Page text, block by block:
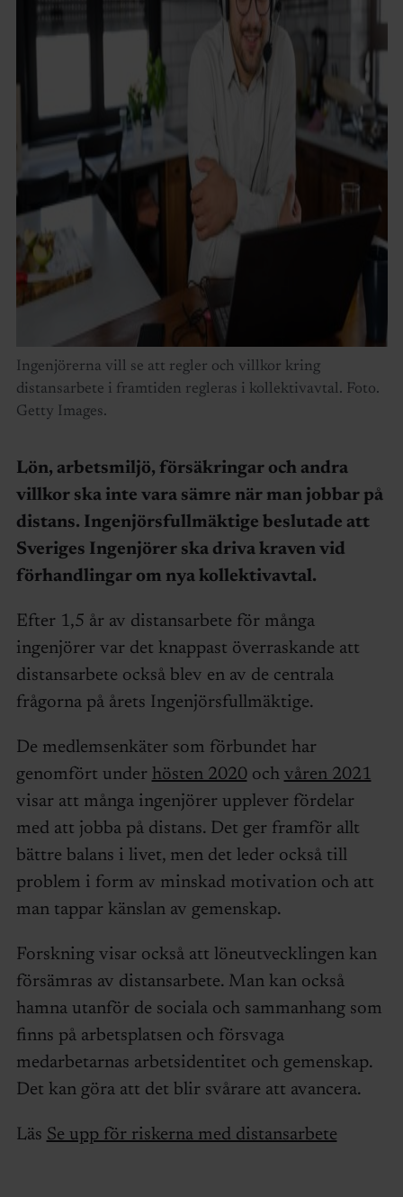
Ingenjörerna vill se att regler och villkor kring
distansarbete i framtiden regleras i kollektivavtal. Foto.
Getty Images.
Lön, arbetsmiljö, försäkringar och andra
villkor ska inte vara sämre när man jobbar på
distans. Ingenjörsfullmäktige beslutade att
Sveriges Ingenjörer ska driva kraven vid
förhandlingar om nya kollektivavtal.
Efter 1,5 år av distansarbete för många
ingenjörer var det knappast överraskande att
distansarbete också blev en av de centrala
frågorna på årets Ingenjörsfullmäktige.
De medlemsenkäter som förbundet har
genomfört under hösten 2020och våren 2021
visar att många ingenjörer upplever fördelar
med att jobba på distans. Det ger framför allt
bättre balans i livet, men det leder också till
problem i form av minskad motivation och att
man tappar känslan av gemenskap.
Forskning visar också att löneutvecklingen kan
försämras av distansarbete. Man kan också
hamna utanför de sociala och sammanhang som
finns på arbetsplatsen och försvaga
medarbetarnas arbetsidentitet och gemenskap.
Det kan göra att det blir svårare att avancera.
Läs Se upp för riskerna med distansarbete